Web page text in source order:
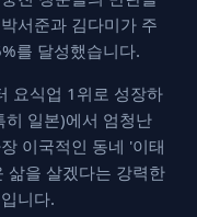
서준과 김다미가 주
를 달성했습니다.
요식업 1위로 성장하
히 일본)에서 엄청난
이국적인 동네 '이태
삶을 살겠다는 강력한
니다.